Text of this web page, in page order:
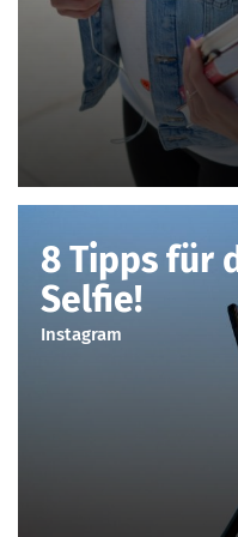
8 Tipps für
Selfie!
Instagram